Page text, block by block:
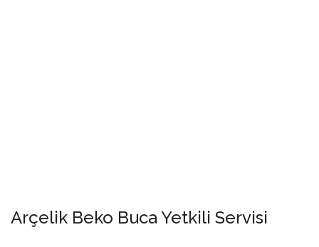
Arçelik Beko Buca Yetkili Servisi